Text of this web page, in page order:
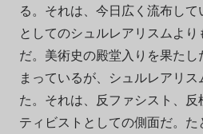
る。それは、今日広く流布し
としてのシュルレアリスムよ
だ。美術史の殿堂入りを果た
まっているが、シュルレアリ
た。それは、反ファシスト、
ティビストとしての側面だ。